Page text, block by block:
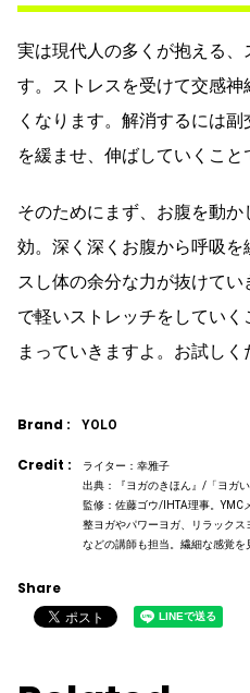
実は現代人の多くが抱える
す。ストレスを受けて交感
くなります。解消するには
を緩ませ、伸ばしていくこと
そのためにまず、お腹を動
効。深く深くお腹から呼吸
スし体の余分な力が抜けて
で軽いストレッチをしてい
まっていきますよ。お試しく
Brand : YOLO
Credit :
ライター：幸雅子
出典：『ヨガのきほん』/「ヨガ
監修：佐藤ゴウ/IHTA理事。YMC
整ヨガやパワーヨガ、リラック
などの講師も担当。繊細な感覚を
Share